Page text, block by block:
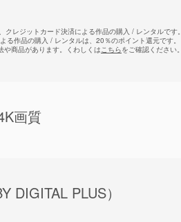
クレジットカード決済による作品の購入 / レンタルです。
る作品の購入 / レンタルは、20％のポイント還元です。
や商品があります。くわしくはこちらをご確認ください。
画質
DIGITAL PLUS）